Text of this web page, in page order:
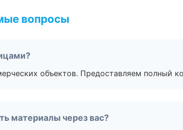
вопросы
объектов. Предоставляем полный
материалы через вас?